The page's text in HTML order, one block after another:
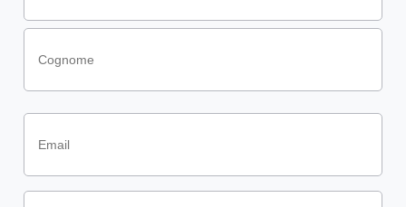
Email
Telefono